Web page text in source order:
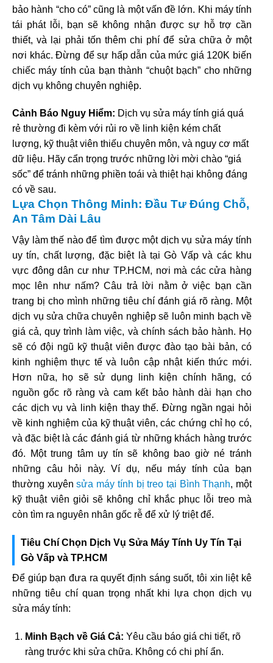
bảo hành “cho có” cũng là một vấn đề lớn. Khi máy tính
tái phát lỗi, bạn sẽ không nhận được sự hỗ trợ cần
thiết, và lại phải tốn thêm chi phí để sửa chữa ở một
nơi khác. Đừng để sự hấp dẫn của mức giá 120K biến
chiếc máy tính của bạn thành “chuột bạch” cho những
dịch vụ không chuyên nghiệp.
Cảnh Báo Nguy Hiểm: Dịch vụ sửa máy tính giá quá
rẻ thường đi kèm với rủi ro về linh kiện kém chất
lượng, kỹ thuật viên thiếu chuyên môn, và nguy cơ mất
dữ liệu. Hãy cẩn trọng trước những lời mời chào “giá
sốc” để tránh những phiền toái và thiệt hại không đáng
có về sau.
Lựa Chọn Thông Minh: Đầu Tư Đúng Chỗ,
An Tâm Dài Lâu
Vậy làm thế nào để tìm được một dịch vụ sửa máy tính
uy tín, chất lượng, đặc biệt là tại Gò Vấp và các khu
vực đông dân cư như TP.HCM, nơi mà các cửa hàng
mọc lên như nấm? Câu trả lời nằm ở việc bạn cần
trang bị cho mình những tiêu chí đánh giá rõ ràng. Một
dịch vụ sửa chữa chuyên nghiệp sẽ luôn minh bạch về
giá cả, quy trình làm việc, và chính sách bảo hành. Họ
sẽ có đội ngũ kỹ thuật viên được đào tạo bài bản, có
kinh nghiệm thực tế và luôn cập nhật kiến thức mới.
Hơn nữa, họ sẽ sử dụng linh kiện chính hãng, có
nguồn gốc rõ ràng và cam kết bảo hành dài hạn cho
các dịch vụ và linh kiện thay thế. Đừng ngần ngại hỏi
về kinh nghiệm của kỹ thuật viên, các chứng chỉ họ có,
và đặc biệt là các đánh giá từ những khách hàng trước
đó. Một trung tâm uy tín sẽ không bao giờ né tránh
những câu hỏi này. Ví dụ, nếu máy tính của bạn
thường xuyênsửa máy tính bị treo tại Bình Thạnh, một
kỹ thuật viên giỏi sẽ không chỉ khắc phục lỗi treo mà
còn tìm ra nguyên nhân gốc rễ để xử lý triệt để.
Tiêu Chí Chọn Dịch Vụ Sửa Máy Tính Uy Tín Tại
Gò Vấp và TP.HCM
Để giúp bạn đưa ra quyết định sáng suốt, tôi xin liệt kê
những tiêu chí quan trọng nhất khi lựa chọn dịch vụ
sửa máy tính:
Minh Bạch về Giá Cả: Yêu cầu báo giá chi tiết, rõ
ràng trước khi sửa chữa. Không có chi phí ẩn.